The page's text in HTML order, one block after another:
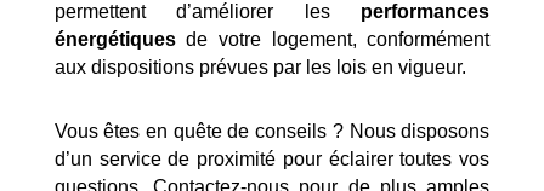
permettent d’améliorer les performances
énergétiquesde votre logement, conformément
aux dispositions prévues par les lois en vigueur.
Vous êtes en quête de conseils ? Nous disposons
d’un service de proximité pour éclairer toutes vos